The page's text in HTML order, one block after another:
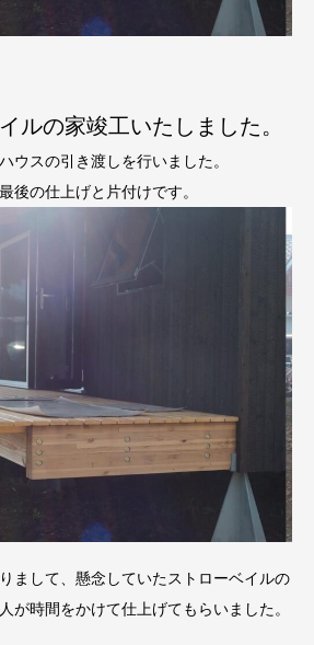
ルの家竣工いたしました。
ウスの引き渡しを行いました。
後の仕上げと片付けです。
まして、懸念していたストローベイルの
が時間をかけて仕上げてもらいました。